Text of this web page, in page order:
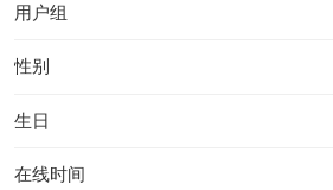
用户组
性别
生日
在线时间